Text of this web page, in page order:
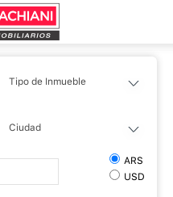
ARS
USD